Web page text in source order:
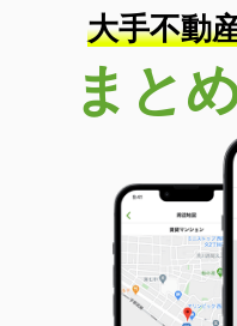
大手不動
まと